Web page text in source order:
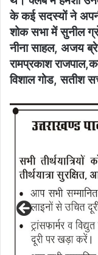
के कई सदस्यों ने
शोक सभा में सुनील
नीना साहल, अजय
रामप्रकाश
विशाल गोड, सतीश